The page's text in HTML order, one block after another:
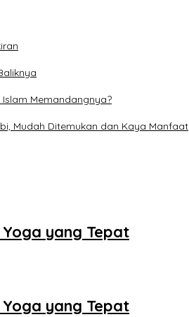
Islam Memandangnya?
Mudah Ditemukan dan Kaya Manfaat
yang Tepat
yang Tepat